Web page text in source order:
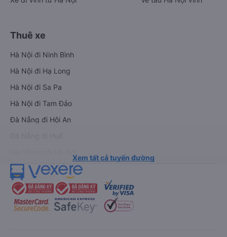
Thuê xe
Hà Nội đi Ninh Bình
Hà Nội đi Hạ Long
Hà Nội đi Sa Pa
Hà Nội đi Tam Đảo
Đà Nẵng đi Hội An
Xem tất cả tuyến đường